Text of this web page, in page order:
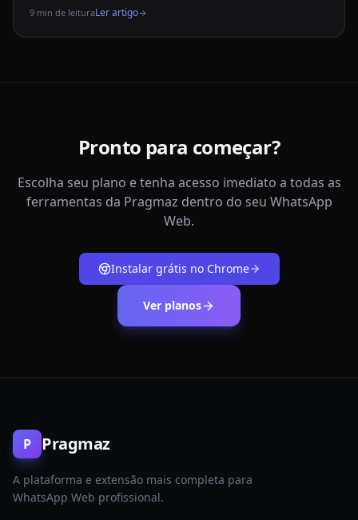
9 min de leituraLer artigo
Pronto para começar?
Escolha seu plano e tenha acesso imediato a todas as
ferramentas da Pragmaz dentro do seu WhatsApp
Web.
Instalar grátis no Chrome
Ver planos
P Pragmaz
A plataforma e extensão mais completa para
WhatsApp Web profissional.